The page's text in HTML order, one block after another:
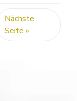
Nächste
Seite »